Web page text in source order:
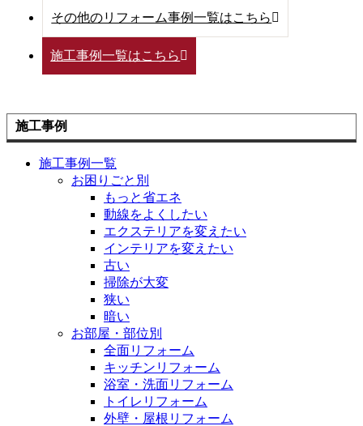
その他のリフォーム事例一覧はこちら
施工事例一覧はこちら
施工事例
施工事例一覧
お困りごと別
もっと省エネ
動線をよくしたい
エクステリアを変えたい
インテリアを変えたい
古い
掃除が大変
狭い
暗い
お部屋・部位別
全面リフォーム
キッチンリフォーム
浴室・洗面リフォーム
トイレリフォーム
外壁・屋根リフォーム